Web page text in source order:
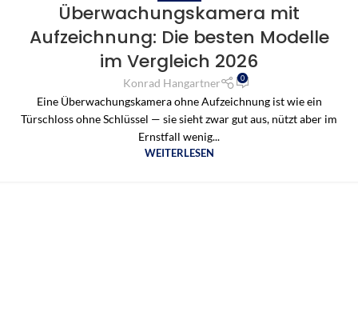
Überwachungskamera mit
Aufzeichnung: Die besten Modelle
im Vergleich 2026
Konrad Hangartner 0
Eine Überwachungskamera ohne Aufzeichnung ist wie ein
Türschloss ohne Schlüssel — sie sieht zwar gut aus, nützt aber im
Ernstfall wenig...
WEITERLESEN